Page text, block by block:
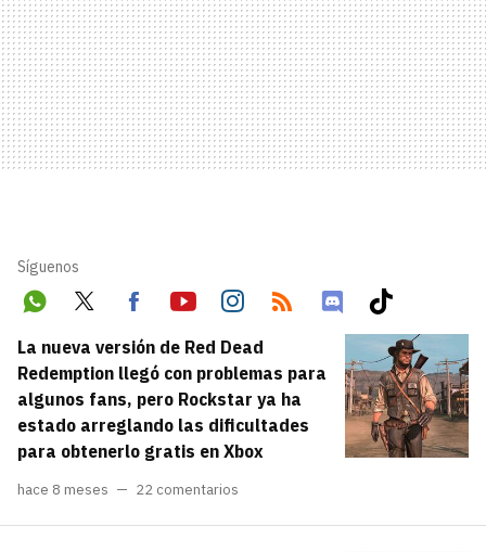
Síguenos
tsA
pp
ter
ebo
ok
ube
agr
am
Disc
ord
Tikt
ok
La nueva versión de Red Dead
Redemption llegó con problemas para
algunos fans, pero Rockstar ya ha
estado arreglando las dificultades
para obtenerlo gratis en Xbox
hace 8 meses 22 comentarios